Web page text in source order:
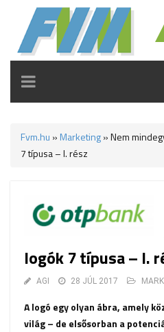
TOGGLE
NAVIGATION
Fvm.hu » Marketing»Nem
7 típusa – I. rész
logók 7 típusa – I.
AGI 28 JÚL 2017
A logó egy olyan ábra, amely
világ – de elsősorban a